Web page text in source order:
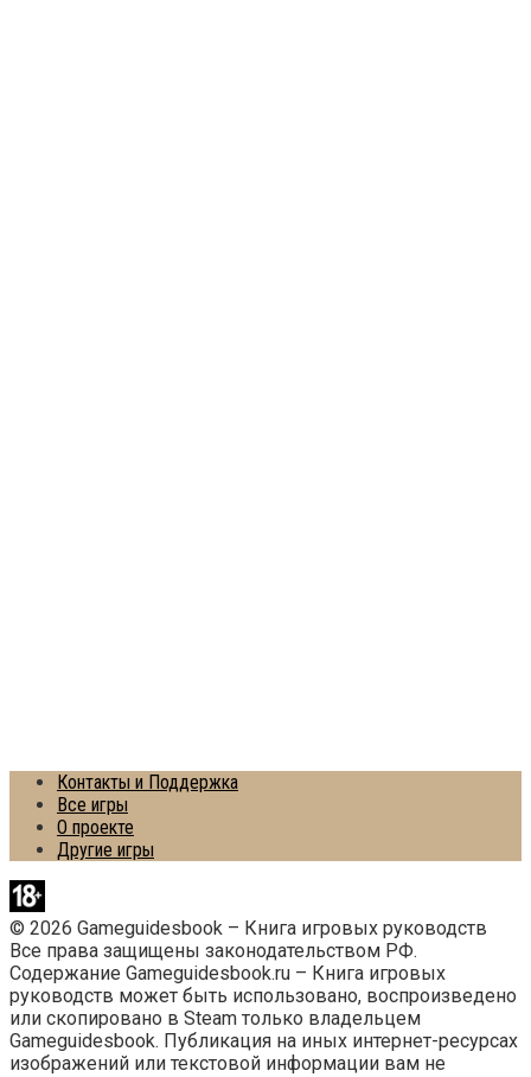
Контакты и Поддержка
Все игры
О проекте
Другие игры
© 2026 Gameguidesbook – Книга игровых руководств
Все права защищены законодательством РФ.
Содержание Gameguidesbook.ru – Книга игровых
руководств может быть использовано, воспроизведено
или скопировано в Steam только владельцем
Gameguidesbook. Публикация на иных интернет-ресурсах
изображений или текстовой информации вам не